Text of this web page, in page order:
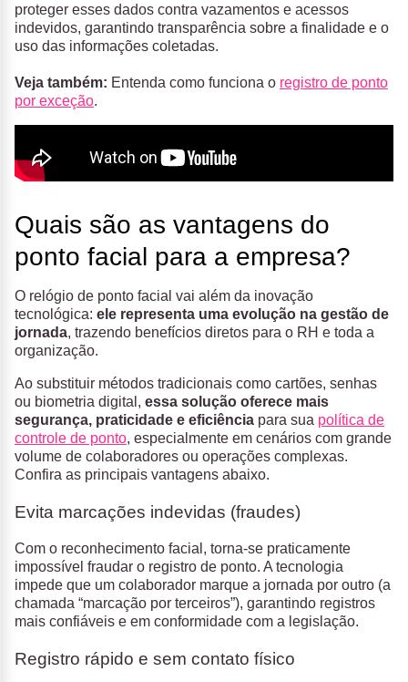
proteger esses dados contra vazamentos e acessos
indevidos, garantindo transparência sobre a finalidade e o
uso das informações coletadas.
Veja também: Entenda como funciona o registro de ponto
por exceção.
Quais são as vantagens do
ponto facial para a empresa?
O relógio de ponto facial vai além da inovação
tecnológica: ele representa uma evolução na gestão de
jornada, trazendo benefícios diretos para o RH e toda a
organização.
Ao substituir métodos tradicionais como cartões, senhas
ou biometria digital, essa solução oferece mais
segurança, praticidade e eficiência para sua política de
controle de ponto, especialmente em cenários com grande
volume de colaboradores ou operações complexas.
Confira as principais vantagens abaixo.
Evita marcações indevidas (fraudes)
Com o reconhecimento facial, torna-se praticamente
impossível fraudar o registro de ponto. A tecnologia
impede que um colaborador marque a jornada por outro (a
chamada “marcação por terceiros”), garantindo registros
mais confiáveis e em conformidade com a legislação.
Registro rápido e sem contato físico